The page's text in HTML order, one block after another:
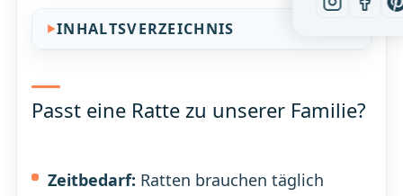
INHALTSVERZEICHNIS
Passt eine Ratte zu unserer Familie?
Zeitbedarf: Ratten brauchen täglich